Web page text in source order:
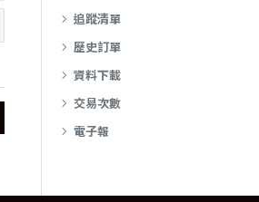
追蹤清單
歷史訂單
資料下載
交易次數
電子報